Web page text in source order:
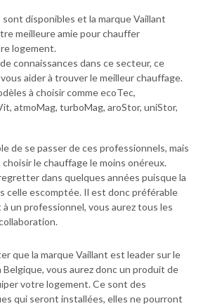
disponibles et la marque Vaillant
meilleure amie pour chauffer
logement.
de connaissances dans ce secteur, ce
aider à trouver le meilleur chauffage.
à choisir comme ecoTec,
atmoMag, turboMag, aroStor, uniStor,
de se passer de ces professionnels, mais
le chauffage le moins onéreux.
dans quelques années puisque la
celle escomptée. Il est donc préférable
un professionnel, vous aurez tous les
que la marque Vaillant est leader sur le
vous aurez donc un produit de
votre logement. Ce sont des
qui seront installées, elles ne pourront